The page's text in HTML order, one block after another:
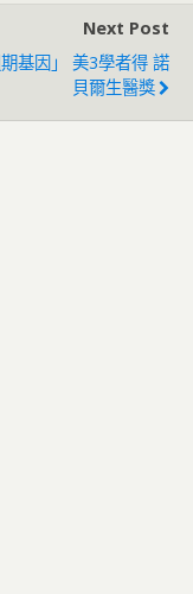
Next Post
基因」 美3學者得 諾
貝爾生醫獎